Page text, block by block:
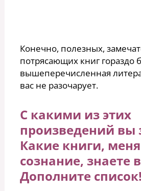
Конечно, полезных,
потрясающих книг гораздо
вышеперечисленная
вас не разочарует.
С какими из этих
произведений вы
Какие книги,
сознание, знаете
Дополните список!